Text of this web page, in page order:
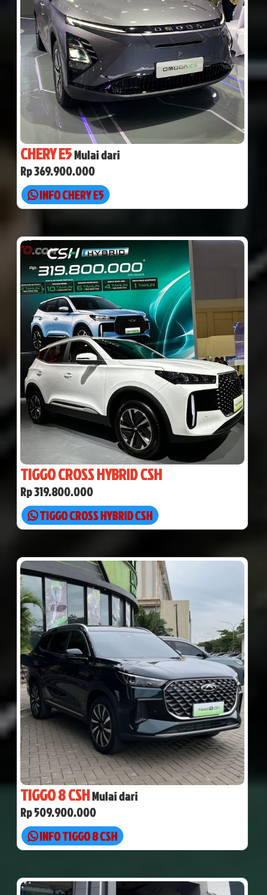
CHERY E5Mulai dari
Rp 369.900.000
INFO CHERY E5
TIGGO CROSS HYBRID CSH
Rp 319.800.000
TIGGO CROSS HYBRID CSH
TIGGO 8 CSHMulai dari
Rp 509.900.000
INFO TIGGO 8 CSH